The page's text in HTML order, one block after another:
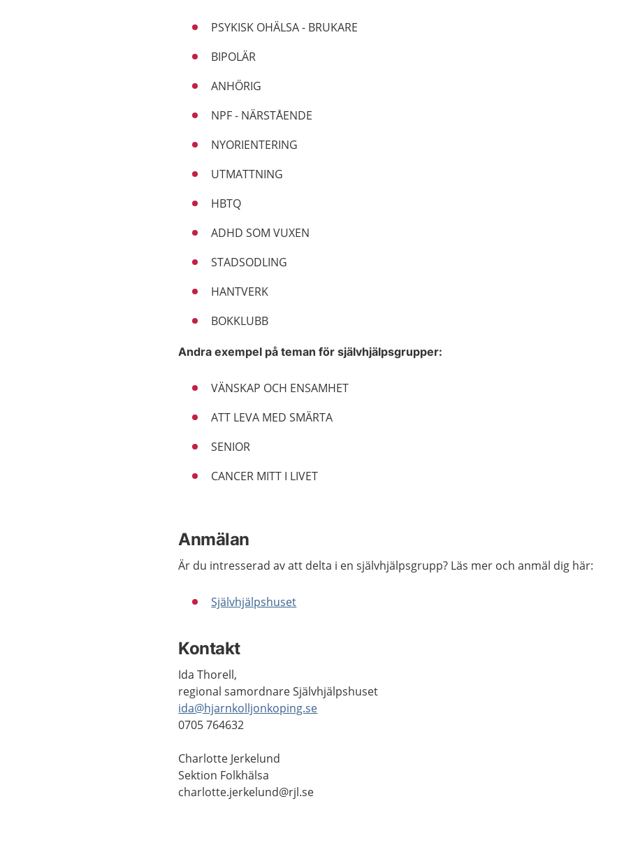
PSYKISK OHÄLSA - BRUKARE
BIPOLÄR
ANHÖRIG
NPF - NÄRSTÅENDE
NYORIENTERING
UTMATTNING
HBTQ
ADHD SOM VUXEN
STADSODLING
HANTVERK
BOKKLUBB
Andra exempel på teman för självhjälpsgrupper:
VÄNSKAP OCH ENSAMHET
ATT LEVA MED SMÄRTA
SENIOR
CANCER MITT I LIVET
Anmälan
Är du intresserad av att delta i en självhjälpsgrupp? Läs mer och anmäl dig här:
Självhjälpshuset
Kontakt
Ida Thorell,
regional samordnare Självhjälpshuset
ida@hjarnkolljonkoping.se
0705 764632
Charlotte Jerkelund
Sektion Folkhälsa
charlotte.jerkelund@rjl.se